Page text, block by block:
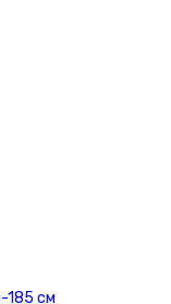
185 см